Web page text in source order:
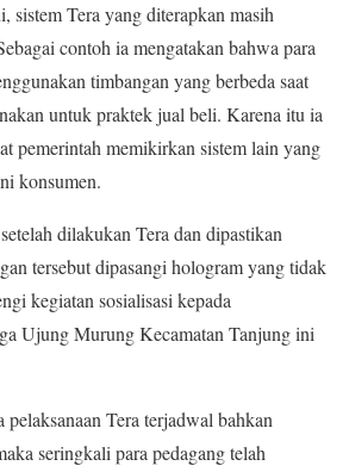
sistem Tera yang diterapkan masih
contoh ia mengatakan bahwa para
timbangan yang berbeda saat
untuk praktek jual beli. Karena itu ia
pemerintah memikirkan sistem lain yang
konsumen.
dilakukan Tera dan dipastikan
tersebut dipasangi hologram yang tidak
kegiatan sosialisasi kepada
Ujung Murung Kecamatan Tanjung ini
Tera terjadwal bahkan
seringkali para pedagang telah